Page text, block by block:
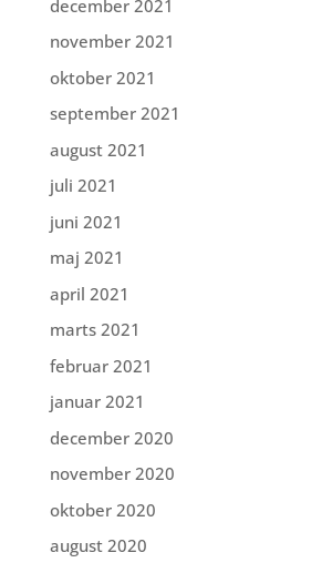
december 2021
november 2021
oktober 2021
september 2021
august 2021
juli 2021
juni 2021
maj 2021
april 2021
marts 2021
februar 2021
januar 2021
december 2020
november 2020
oktober 2020
august 2020